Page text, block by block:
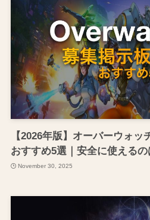
【2026年版】オーバーウォッ
おすすめ5選｜安全に使えるの
November 30, 2025